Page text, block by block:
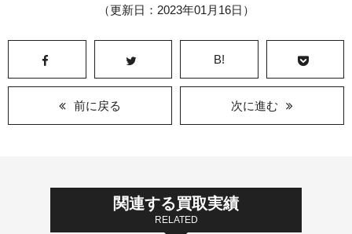
（更新日：2023年01月16日）
B!
前に戻る 次に進む
関連する買取実績
RELATED